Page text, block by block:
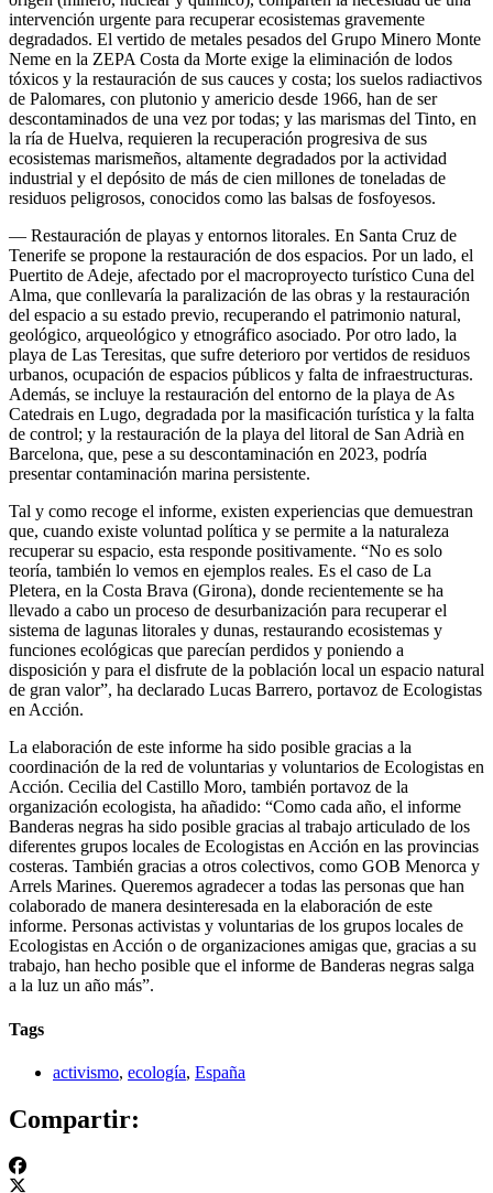
intervención urgente para recuperar ecosistemas gravemente
degradados. El vertido de metales pesados del Grupo Minero Monte
Neme en la ZEPA Costa da Morte exige la eliminación de lodos
tóxicos y la restauración de sus cauces y costa; los suelos radiactivos
de Palomares, con plutonio y americio desde 1966, han de ser
descontaminados de una vez por todas; y las marismas del Tinto, en
la ría de Huelva, requieren la recuperación progresiva de sus
ecosistemas marismeños, altamente degradados por la actividad
industrial y el depósito de más de cien millones de toneladas de
residuos peligrosos, conocidos como las balsas de fosfoyesos.
— Restauración de playas y entornos litorales. En Santa Cruz de
Tenerife se propone la restauración de dos espacios. Por un lado, el
Puertito de Adeje, afectado por el macroproyecto turístico Cuna del
Alma, que conllevaría la paralización de las obras y la restauración
del espacio a su estado previo, recuperando el patrimonio natural,
geológico, arqueológico y etnográfico asociado. Por otro lado, la
playa de Las Teresitas, que sufre deterioro por vertidos de residuos
urbanos, ocupación de espacios públicos y falta de infraestructuras.
Además, se incluye la restauración del entorno de la playa de As
Catedrais en Lugo, degradada por la masificación turística y la falta
de control; y la restauración de la playa del litoral de San Adrià en
Barcelona, que, pese a su descontaminación en 2023, podría
presentar contaminación marina persistente.
Tal y como recoge el informe, existen experiencias que demuestran
que, cuando existe voluntad política y se permite a la naturaleza
recuperar su espacio, esta responde positivamente. “No es solo
teoría, también lo vemos en ejemplos reales. Es el caso de La
Pletera, en la Costa Brava (Girona), donde recientemente se ha
llevado a cabo un proceso de desurbanización para recuperar el
sistema de lagunas litorales y dunas, restaurando ecosistemas y
funciones ecológicas que parecían perdidos y poniendo a
disposición y para el disfrute de la población local un espacio natural
de gran valor”, ha declarado Lucas Barrero, portavoz de Ecologistas
en Acción.
La elaboración de este informe ha sido posible gracias a la
coordinación de la red de voluntarias y voluntarios de Ecologistas en
Acción. Cecilia del Castillo Moro, también portavoz de la
organización ecologista, ha añadido: “Como cada año, el informe
Banderas negras ha sido posible gracias al trabajo articulado de los
diferentes grupos locales de Ecologistas en Acción en las provincias
costeras. También gracias a otros colectivos, como GOB Menorca y
Arrels Marines. Queremos agradecer a todas las personas que han
colaborado de manera desinteresada en la elaboración de este
informe. Personas activistas y voluntarias de los grupos locales de
Ecologistas en Acción o de organizaciones amigas que, gracias a su
trabajo, han hecho posible que el informe de Banderas negras salga
a la luz un año más”.
Tags
activismo, ecología, España
Compartir: